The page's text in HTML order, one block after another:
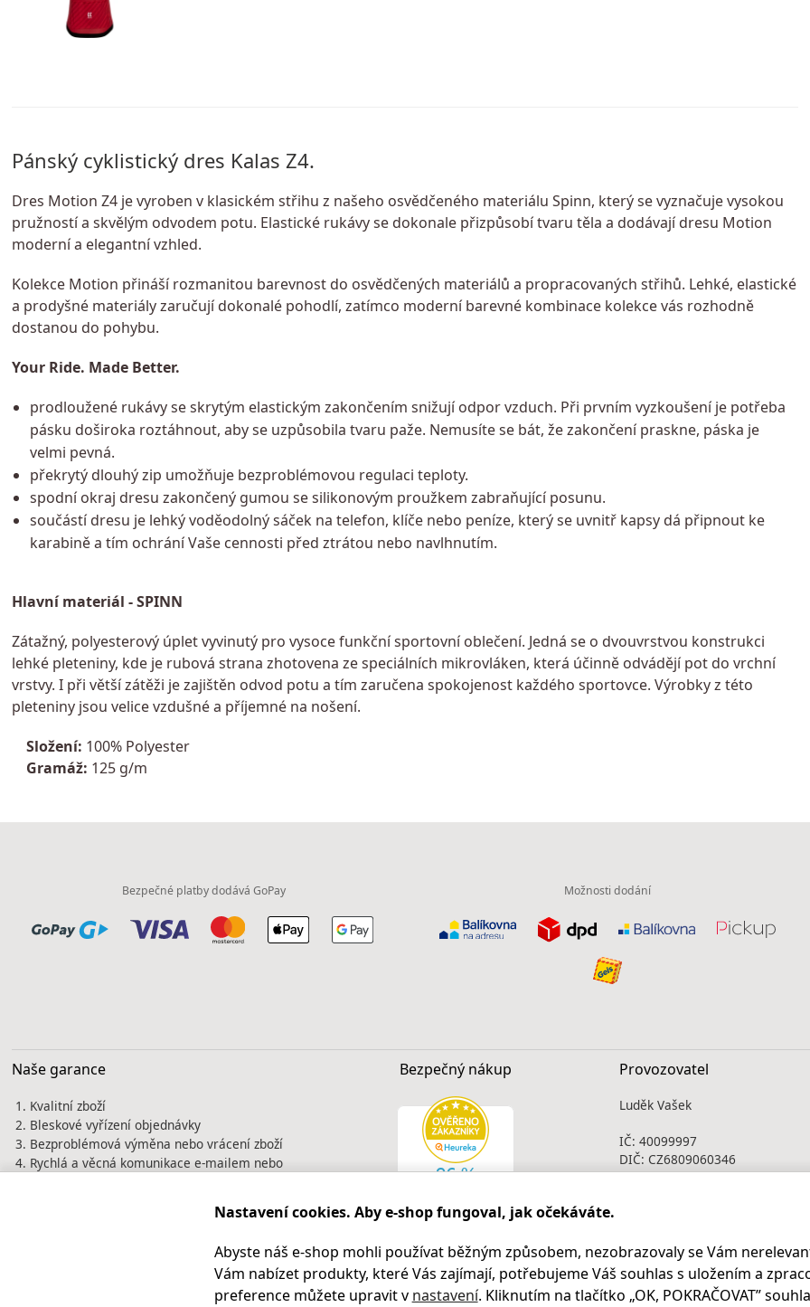
Pánský cyklistický dres Kalas Z4.
Dres Motion Z4 je vyroben v klasickém střihu z našeho osvědčeného materiálu Spinn, který se vyznačuje vysokou
pružností a skvělým odvodem potu. Elastické rukávy se dokonale přizpůsobí tvaru těla a dodávají dresu Motion
moderní a elegantní vzhled.
Kolekce Motion přináší rozmanitou barevnost do osvědčených materiálů a propracovaných střihů. Lehké, elastické
a prodyšné materiály zaručují dokonalé pohodlí, zatímco moderní barevné kombinace kolekce vás rozhodně
dostanou do pohybu.
Your Ride. Made Better.
prodloužené rukávy se skrytým elastickým zakončením snižují odpor vzduch. Při prvním vyzkoušení je potřeba
pásku doširoka roztáhnout, aby se uzpůsobila tvaru paže. Nemusíte se bát, že zakončení praskne, páska je
velmi pevná.
překrytý dlouhý zip umožňuje bezproblémovou regulaci teploty.
spodní okraj dresu zakončený gumou se silikonovým proužkem zabraňující posunu.
součástí dresu je lehký voděodolný sáček na telefon, klíče nebo peníze, který se uvnitř kapsy dá připnout ke
karabině a tím ochrání Vaše cennosti před ztrátou nebo navlhnutím.
Hlavní materiál - SPINN
Zátažný, polyesterový úplet vyvinutý pro vysoce funkční sportovní oblečení. Jedná se o dvouvrstvou konstrukci
lehké pleteniny, kde je rubová strana zhotovena ze speciálních mikrovláken, která účinně odvádějí pot do vrchní
vrstvy. I při větší zátěži je zajištěn odvod potu a tím zaručena spokojenost každého sportovce. Výrobky z této
pleteniny jsou velice vzdušné a příjemné na nošení.
Složení: 100% Polyester
Gramáž: 125 g/m
Bezpečné platby dodává GoPay Možnosti dodání
Naše garance
Kvalitní zboží
Bleskové vyřízení objednávky
Bezproblémová výměna nebo vrácení zboží
Rychlá a věcná komunikace e-mailem nebo
nejlepší vizitkou. Prověřte si nás před
Bezpečný nákup Provozovatel
Luděk Vašek
IČ: 40099997
DIČ: CZ6809060346
Kontakty
Kariéra
Nastavení cookies. Aby e-shop fungoval, jak očekáváte.
Abyste náš e-shop mohli používat běžným způsobem, nezobrazovaly se Vám
Vám nabízet produkty, které Vás zajímají, potřebujeme Váš souhlas s uložením a
preference můžete upravit v nastavení. Kliknutím na tlačítko „OK, POKRAČOVAT”